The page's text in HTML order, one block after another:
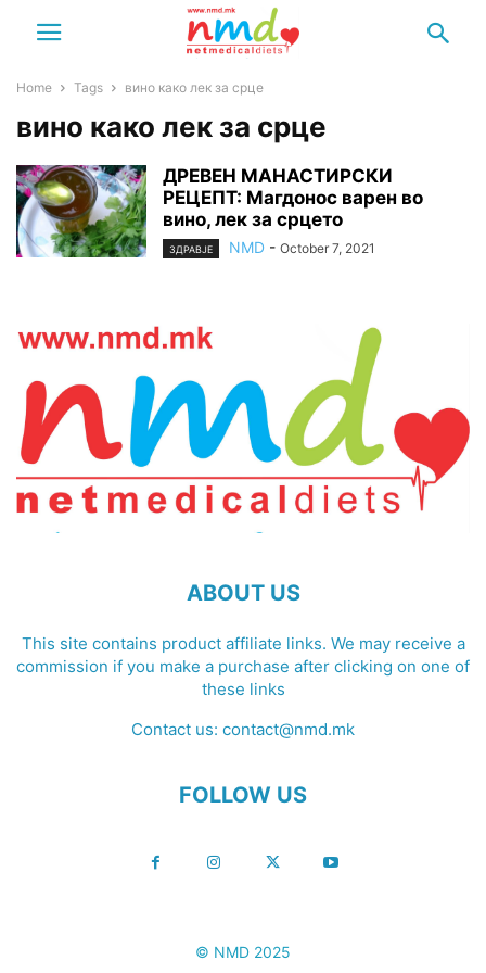
Home Tags вино како лек за срце
вино како лек за срце
ДРЕВЕН МАНАСТИРСКИ
РЕЦЕПТ: Магдонос варен во
вино, лек за срцето
ЗДРАВЈЕ NMD - October 7, 2021
ABOUT US
This site contains product affiliate links. We may receive a
commission if you make a purchase after clicking on one of
these links
Contact us: contact@nmd.mk
FOLLOW US
© NMD 2025